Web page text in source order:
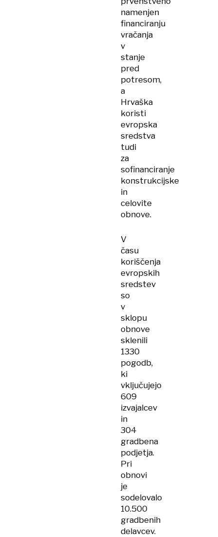
namenjen
financiranju
vračanja
v
stanje
pred
potresom,
a
Hrvaška
koristi
evropska
sredstva
tudi
za
sofinanciranje
konstrukcijske
in
celovite
obnove.
V
času
koriščenja
evropskih
sredstev
so
v
sklopu
obnove
sklenili
1330
pogodb,
ki
vključujejo
609
izvajalcev
in
304
gradbena
podjetja.
Pri
obnovi
je
sodelovalo
10.500
gradbenih
delavcev.